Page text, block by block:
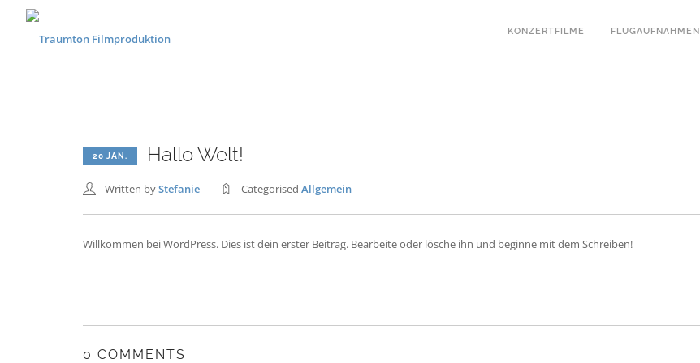
KONZERTFILME FLUGAUFNAHMEN
20 JAN. Hallo Welt!
Written byStefanie Categorised Allgemein
Willkommen bei WordPress. Dies ist dein erster Beitrag. Bearbeite oder lösche ihn und beginne mit dem Schreiben!
0 COMMENTS